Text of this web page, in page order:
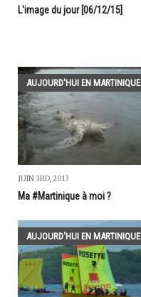
L'image du jour [06/12/15]
AUJOURD'HUI EN MARTINIQUE
JUIN 3RD, 2013
Ma #Martinique à moi ?
AUJOURD'HUI EN MARTINIQUE